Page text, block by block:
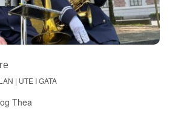
| UTE I GATA
Thea